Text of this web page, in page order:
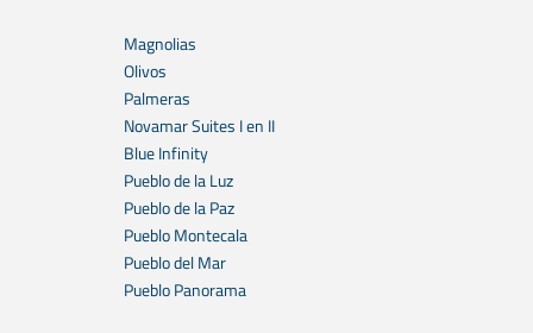
Magnolias
Olivos
Palmeras
Novamar Suites I en II
Blue Infinity
Pueblo de la Luz
Pueblo de la Paz
Pueblo Montecala
Pueblo del Mar
Pueblo Panorama